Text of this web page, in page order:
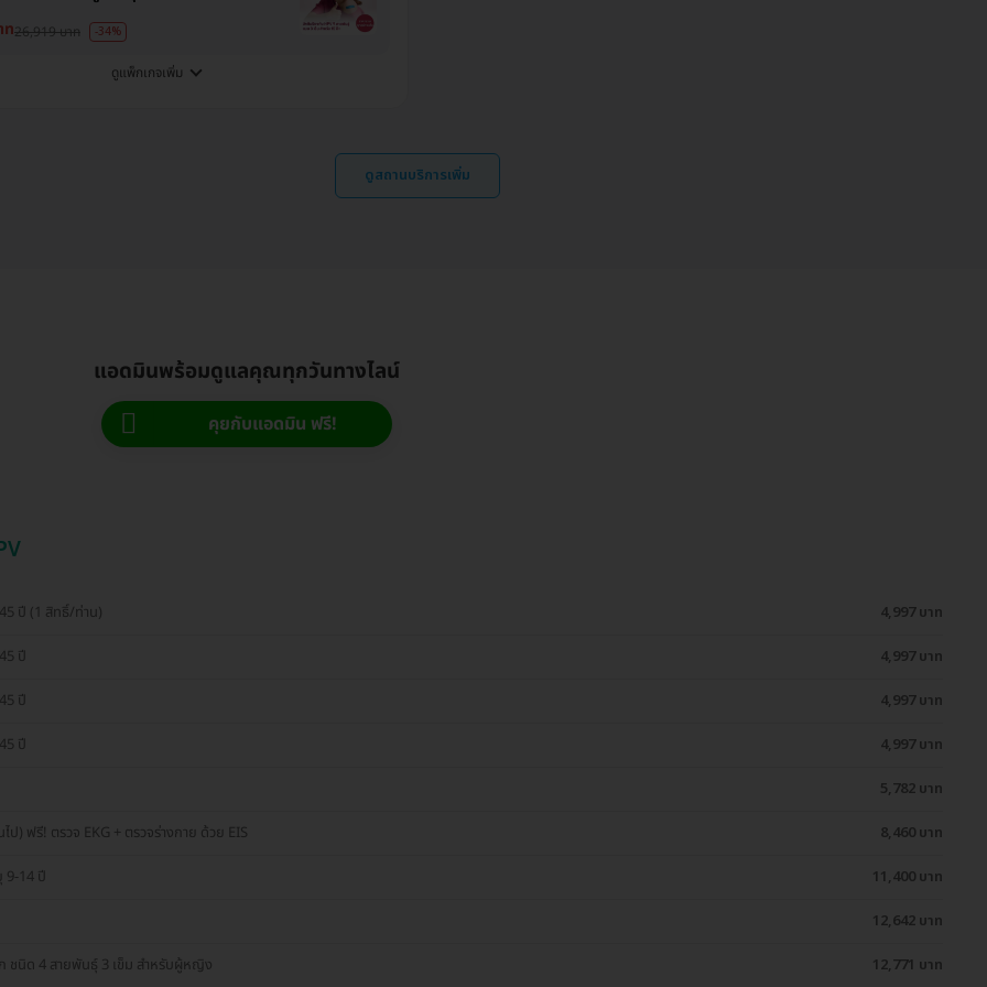
ท26,919 บาท -34%
ดูแพ็กเกจเพิ่ม
ดูสถานบริการเพิ่ม
แอดมินพร้อมดูแลคุณทุกวันทางไลน์
คุยกับแอดมิน ฟรี!
ปี (1 สิทธิ์/ท่าน)
4,997 บาท
ปี
4,997 บาท
ปี
4,997 บาท
ปี
4,997 บาท
5,782 บาท
) ฟรี! ตรวจ EKG + ตรวจร่างกาย ด้วย EIS
8,460 บาท
9-14 ปี
11,400 บาท
12,642 บาท
ชนิด 4 สายพันธุ์ 3 เข็ม สำหรับผู้หญิง
12,771 บาท